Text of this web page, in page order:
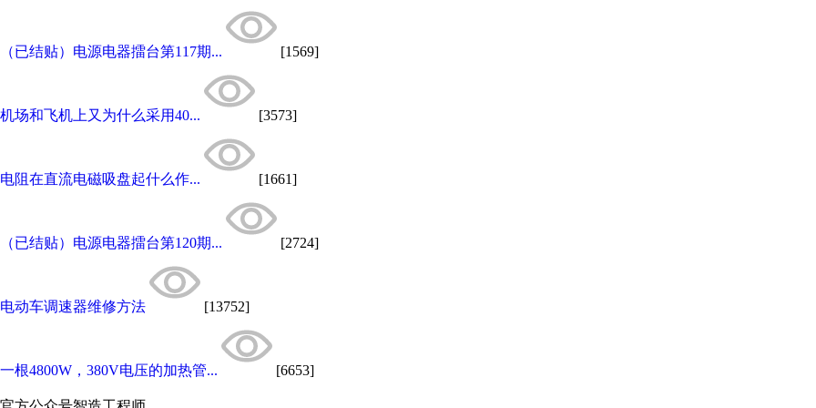
（已结贴）电源电器擂台第117期... [1569]
机场和飞机上又为什么采用40... [3573]
电阻在直流电磁吸盘起什么作... [1661]
（已结贴）电源电器擂台第120期... [2724]
电动车调速器维修方法 [13752]
一根4800W，380V电压的加热管... [6653]